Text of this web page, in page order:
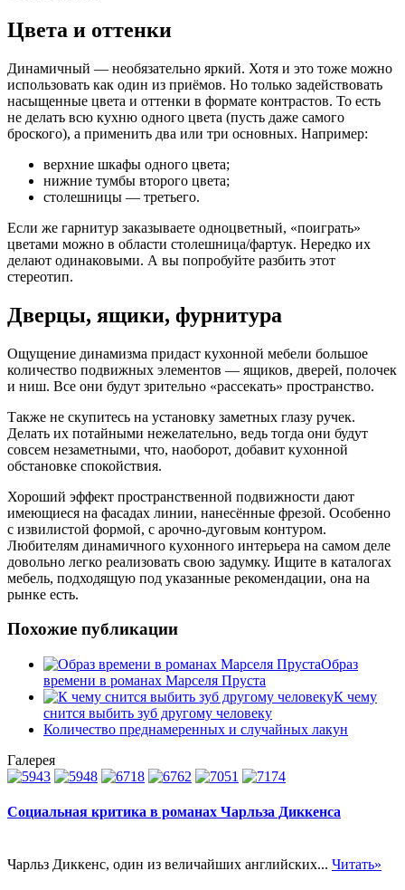
Цвета и оттенки
Динамичный — необязательно яркий. Хотя и это тоже можно
использовать как один из приёмов. Но только задействовать
насыщенные цвета и оттенки в формате контрастов. То есть
не делать всю кухню одного цвета (пусть даже самого
броского), а применить два или три основных. Например:
верхние шкафы одного цвета;
нижние тумбы второго цвета;
столешницы — третьего.
Если же гарнитур заказываете одноцветный, «поиграть»
цветами можно в области столешница/фартук. Нередко их
делают одинаковыми. А вы попробуйте разбить этот
стереотип.
Дверцы, ящики, фурнитура
Ощущение динамизма придаст кухонной мебели большое
количество подвижных элементов — ящиков, дверей, полочек
и ниш. Все они будут зрительно «рассекать» пространство.
Также не скупитесь на установку заметных глазу ручек.
Делать их потайными нежелательно, ведь тогда они будут
совсем незаметными, что, наоборот, добавит кухонной
обстановке спокойствия.
Хороший эффект пространственной подвижности дают
имеющиеся на фасадах линии, нанесённые фрезой. Особенно
с извилистой формой, с арочно-дуговым контуром.
Любителям динамичного кухонного интерьера на самом деле
довольно легко реализовать свою задумку. Ищите в каталогах
мебель, подходящую под указанные рекомендации, она на
рынке есть.
Похожие публикации
Образ
времени в романах Марселя Пруста
К чему
снится выбить зуб другому человеку
Количество преднамеренных и случайных лакун
Галерея
Социальная критика в романах Чарльза Диккенса
Чарльз Диккенс, один из величайших английских... Читать»